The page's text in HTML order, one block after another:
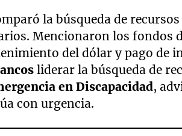
la búsqueda de
Mencionaron los fondos
del dólar y pago de
liderar la búsqueda de
en Discapacidad,
con urgencia.